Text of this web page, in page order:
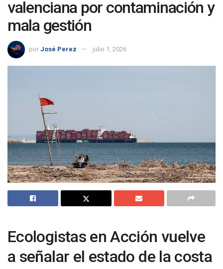
valenciana por contaminación y
mala gestión
por José Perez julio 1, 2026
Ecologistas en Acción vuelve
a señalar el estado de la costa